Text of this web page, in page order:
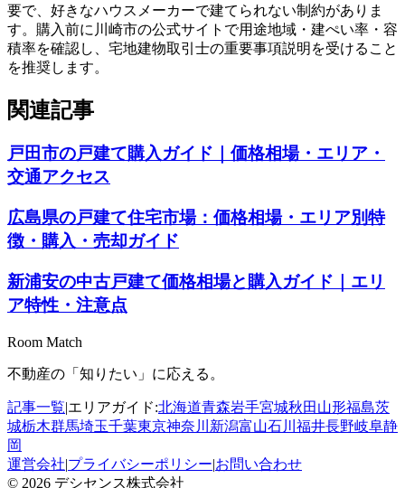
要で、好きなハウスメーカーで建てられない制約がありま
す。購入前に川崎市の公式サイトで用途地域・建ぺい率・容
積率を確認し、宅地建物取引士の重要事項説明を受けること
を推奨します。
関連記事
戸田市の戸建て購入ガイド｜価格相場・エリア・
交通アクセス
広島県の戸建て住宅市場：価格相場・エリア別特
徴・購入・売却ガイド
新浦安の中古戸建て価格相場と購入ガイド｜エリ
ア特性・注意点
Room Match
不動産の「知りたい」に応える。
記事一覧|エリアガイド:北海道青森岩手宮城秋田 山形福島茨
城栃木群馬埼玉千葉東京神奈川 新潟富山石川 福井長野岐阜静
岡
運営会社|プライバシーポリシー|お問い合わせ
© 2026 デシセンス株式会社